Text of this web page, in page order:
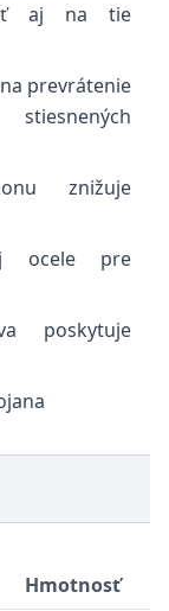
aj na tie
prevrátenie
znižuje
ocele pre
poskytuje
Hmotnosť